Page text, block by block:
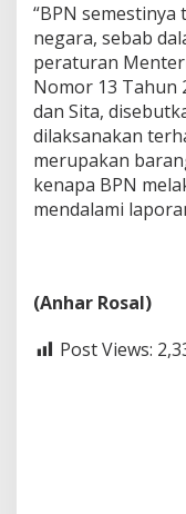
“BPN
negara, sebab
peraturan
Nomor 13 Tahun
dan Sita,
dilaksanakan
merupakan
kenapa BPN
mendalami
(Anhar Rosal)
Post Views: